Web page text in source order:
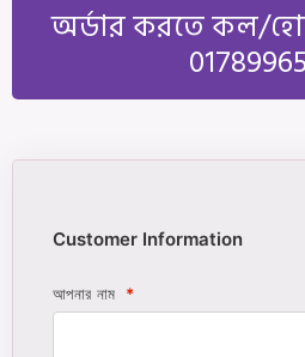
অর্ডার করতে কল/
Customer Information
আপনার নাম *